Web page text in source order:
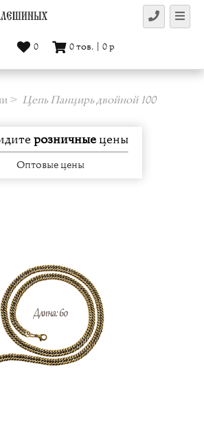
0 0тов. 0р
Цепь Панцирь двойной 100
розничныецены
Оптовые цены